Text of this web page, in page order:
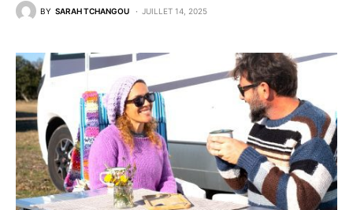
BY SARAH TCHANGOU JUILLET 14, 2025